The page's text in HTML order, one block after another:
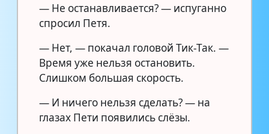
— Не останавливается? — испуганно
спросил Петя.
— Нет, — покачал головой Тик-Так. —
Время уже нельзя остановить.
Слишком большая скорость.
— И ничего нельзя сделать? — на
глазах Пети появились слёзы.